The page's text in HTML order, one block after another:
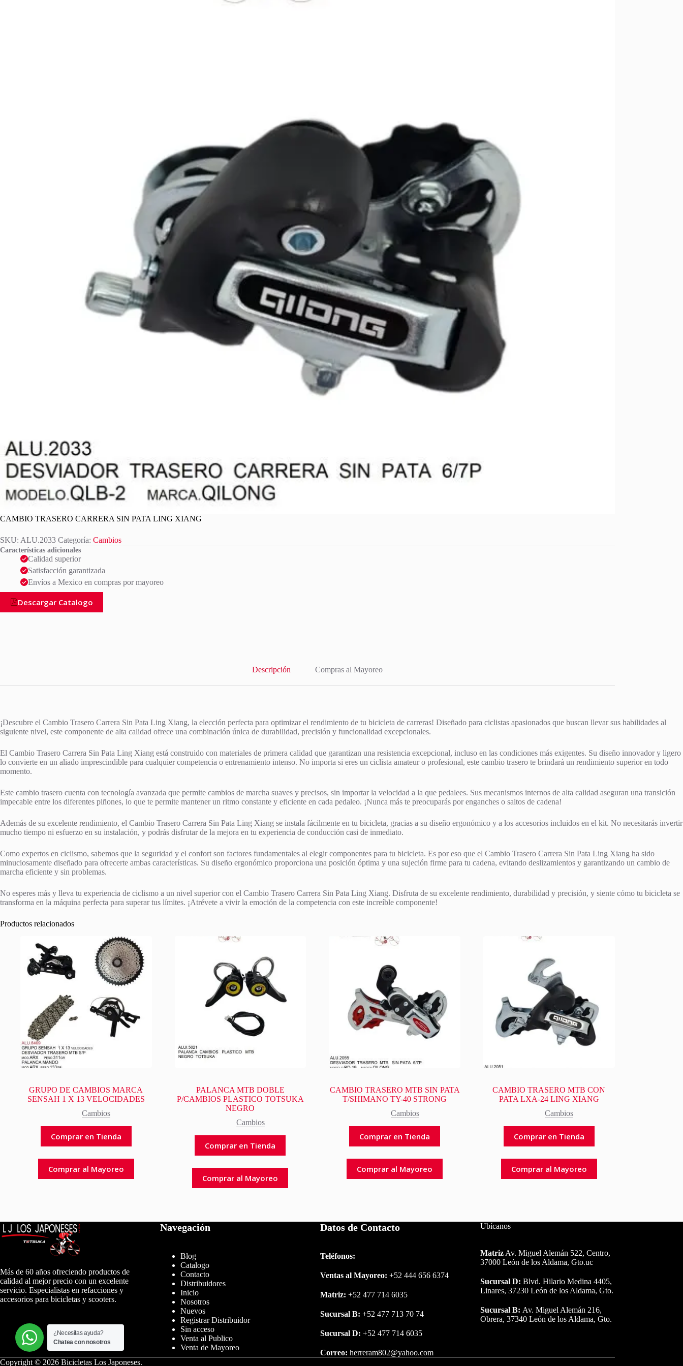
CAMBIO TRASERO CARRERA SIN PATA LING XIANG
SKU: ALU.2033 Categoría: Cambios
Características adicionales
Calidad superior
Satisfacción garantizada
Envíos a Mexico en compras por mayoreo
Descargar Catalogo
Descripción Compras al Mayoreo
¡Descubre el Cambio Trasero Carrera Sin Pata Ling Xiang, la elección perfecta para optimizar el rendimiento de tu bicicleta de carreras! Diseñado para ciclistas apasionados que buscan llevar sus habilidades al
siguiente nivel, este componente de alta calidad ofrece una combinación única de durabilidad, precisión y funcionalidad excepcionales.
El Cambio Trasero Carrera Sin Pata Ling Xiang está construido con materiales de primera calidad que garantizan una resistencia excepcional, incluso en las condiciones más exigentes. Su diseño innovador y ligero
lo convierte en un aliado imprescindible para cualquier competencia o entrenamiento intenso. No importa si eres un ciclista amateur o profesional, este cambio trasero te brindará un rendimiento superior en todo
momento.
Este cambio trasero cuenta con tecnología avanzada que permite cambios de marcha suaves y precisos, sin importar la velocidad a la que pedalees. Sus mecanismos internos de alta calidad aseguran una transición
impecable entre los diferentes piñones, lo que te permite mantener un ritmo constante y eficiente en cada pedaleo. ¡Nunca más te preocuparás por enganches o saltos de cadena!
Además de su excelente rendimiento, el Cambio Trasero Carrera Sin Pata Ling Xiang se instala fácilmente en tu bicicleta, gracias a su diseño ergonómico y a los accesorios incluidos en el kit. No necesitarás invertir
mucho tiempo ni esfuerzo en su instalación, y podrás disfrutar de la mejora en tu experiencia de conducción casi de inmediato.
Como expertos en ciclismo, sabemos que la seguridad y el confort son factores fundamentales al elegir componentes para tu bicicleta. Es por eso que el Cambio Trasero Carrera Sin Pata Ling Xiang ha sido
minuciosamente diseñado para ofrecerte ambas características. Su diseño ergonómico proporciona una posición óptima y una sujeción firme para tu cadena, evitando deslizamientos y garantizando un cambio de
marcha eficiente y sin problemas.
No esperes más y lleva tu experiencia de ciclismo a un nivel superior con el Cambio Trasero Carrera Sin Pata Ling Xiang. Disfruta de su excelente rendimiento, durabilidad y precisión, y siente cómo tu bicicleta se
transforma en la máquina perfecta para superar tus límites. ¡Atrévete a vivir la emoción de la competencia con este increíble componente!
Productos relacionados
GRUPO DE CAMBIOS MARCA
SENSAH 1 X 13 VELOCIDADES
Cambios
Comprar en Tienda
Comprar al Mayoreo
PALANCA MTB DOBLE
P/CAMBIOS PLASTICO TOTSUKA
NEGRO
Cambios
Comprar en Tienda
Comprar al Mayoreo
CAMBIO TRASERO MTB SIN PATA
T/SHIMANO TY-40 STRONG
Cambios
Comprar en Tienda
Comprar al Mayoreo
CAMBIO TRASERO MTB CON
PATA LXA-24 LING XIANG
Cambios
Comprar en Tienda
Comprar al Mayoreo
Más de 60 años ofreciendo productos de
calidad al mejor precio con un excelente
servicio. Especialistas en refacciones y
accesorios para bicicletas y scooters.
Navegación
Blog
Catalogo
Contacto
Distribuidores
Inicio
Nosotros
Nuevos
Registrar Distribuidor
Sin acceso
Venta al Publico
Venta de Mayoreo
Datos de Contacto
Teléfonos:
Ventas al Mayoreo: +52 444 656 6374
Matriz: +52 477 714 6035
Sucursal B: +52 477 713 70 74
Sucursal D: +52 477 714 6035
Correo: herreram802@yahoo.com
Ubícanos
MatrizAv. Miguel Alemán 522, Centro,
37000 León de los Aldama, Gto.uc
Sucursal D: Blvd. Hilario Medina 4405,
Linares, 37230 León de los Aldama, Gto.
Sucursal B: Av. Miguel Alemán 216,
Obrera, 37340 León de los Aldama, Gto.
Copyright © 2026 Bicicletas Los Japoneses.
¿Necesitas ayuda?
Chatea con nosotros